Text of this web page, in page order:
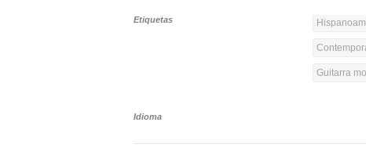
Etiquetas
Guitarra
Idioma